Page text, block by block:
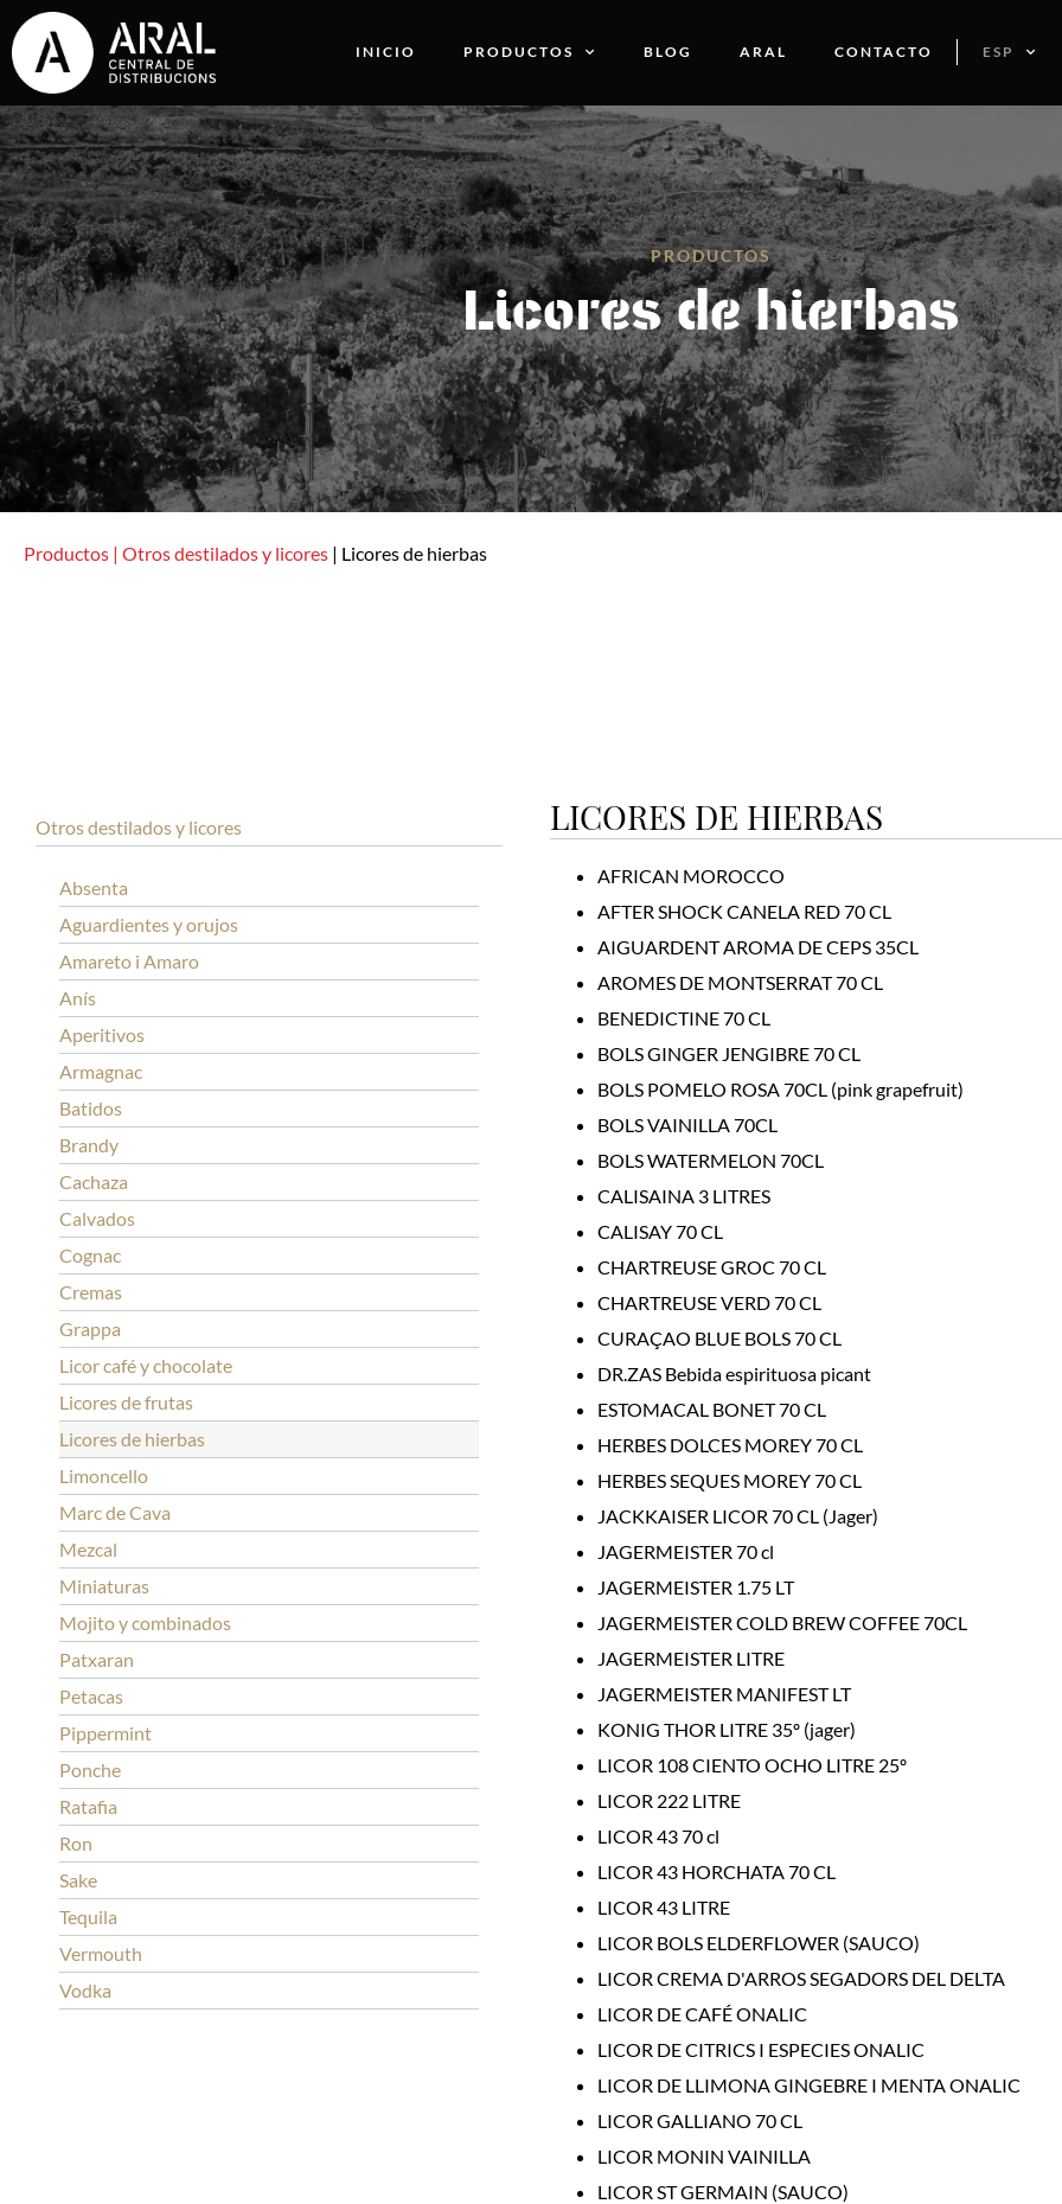
INICIO PRODUCTOS BLOG ARAL CONTACTO ESP
PRODUCTOS
Licores de hierbas
Productos | Otros destilados y licores | Licores de hierbas
Otros destilados y licores
Absenta
Aguardientes y orujos
Amareto i Amaro
Anís
Aperitivos
Armagnac
Batidos
Brandy
Cachaza
Calvados
Cognac
Cremas
Grappa
Licor café y chocolate
Licores de frutas
Licores de hierbas
Limoncello
Marc de Cava
Mezcal
Miniaturas
Mojito y combinados
Patxaran
Petacas
Pippermint
Ponche
Ratafia
Ron
Sake
Tequila
Vermouth
Vodka
LICORES DE HIERBAS
AFRICAN MOROCCO
AFTER SHOCK CANELA RED 70 CL
AIGUARDENT AROMA DE CEPS 35CL
AROMES DE MONTSERRAT 70 CL
BENEDICTINE 70 CL
BOLS GINGER JENGIBRE 70 CL
BOLS POMELO ROSA 70CL (pink grapefruit)
BOLS VAINILLA 70CL
BOLS WATERMELON 70CL
CALISAINA 3 LITRES
CALISAY 70 CL
CHARTREUSE GROC 70 CL
CHARTREUSE VERD 70 CL
CURAÇAO BLUE BOLS 70 CL
DR.ZAS Bebida espirituosa picant
ESTOMACAL BONET 70 CL
HERBES DOLCES MOREY 70 CL
HERBES SEQUES MOREY 70 CL
JACKKAISER LICOR 70 CL (Jager)
JAGERMEISTER 70 cl
JAGERMEISTER 1.75 LT
JAGERMEISTER COLD BREW COFFEE 70CL
JAGERMEISTER LITRE
JAGERMEISTER MANIFEST LT
KONIG THOR LITRE 35º (jager)
LICOR 108 CIENTO OCHO LITRE 25º
LICOR 222 LITRE
LICOR 43 70 cl
LICOR 43 HORCHATA 70 CL
LICOR 43 LITRE
LICOR BOLS ELDERFLOWER (SAUCO)
LICOR CREMA D'ARROS SEGADORS DEL DELTA
LICOR DE CAFÉ ONALIC
LICOR DE CITRICS I ESPECIES ONALIC
LICOR DE LLIMONA GINGEBRE I MENTA ONALIC
LICOR GALLIANO 70 CL
LICOR MONIN VAINILLA
LICOR ST GERMAIN (SAUCO)